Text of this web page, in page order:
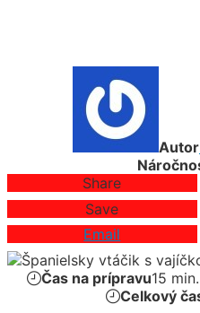
Autor
Share
Save
Email
Čas na prípravu15 min.
Celkový